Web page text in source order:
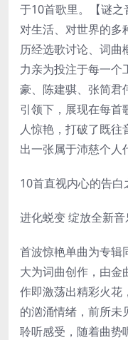
于10首歌里。【谜之
对生活、对世界的多
历经选歌讨论、词曲
力亲为投注于每一个
豪、陈建骐、张简君
引领下，展现在每首
人惊艳，打破了既
出一张属于沛慈个人
10首直视内心的告
进化蜕变 绽放全新
首波惊艳单曲为专辑
大为词曲创作，由金
作即激荡出精彩火花
的汹涌情绪，前所未
聆听感受，随着曲势